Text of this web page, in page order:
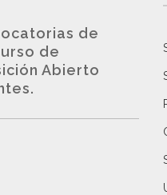
de
de
Abierto
.